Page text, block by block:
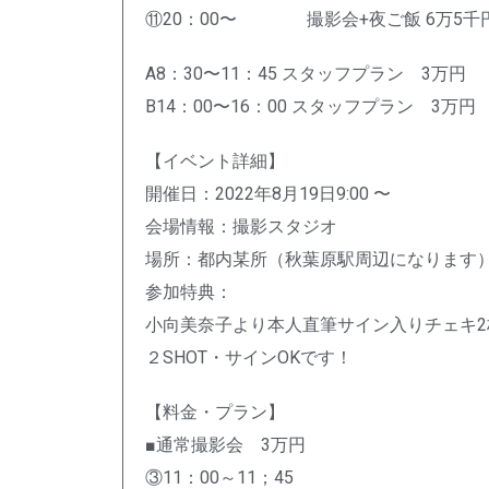
⑪20：00〜 撮影会+夜ご飯 6万5千
A8：30〜11：45 スタッフプラン 3万円
B14：00〜16：00 スタッフプラン 3万円
【イベント詳細】
開催日：2022年8月19日9:00 〜
会場情報：撮影スタジオ
場所：都内某所（秋葉原駅周辺になります）
参加特典：
小向美奈子より本人直筆サイン入りチェキ
２SHOT・サインOKです！
【料金・プラン】
■通常撮影会 3万円
③11：00～11；45